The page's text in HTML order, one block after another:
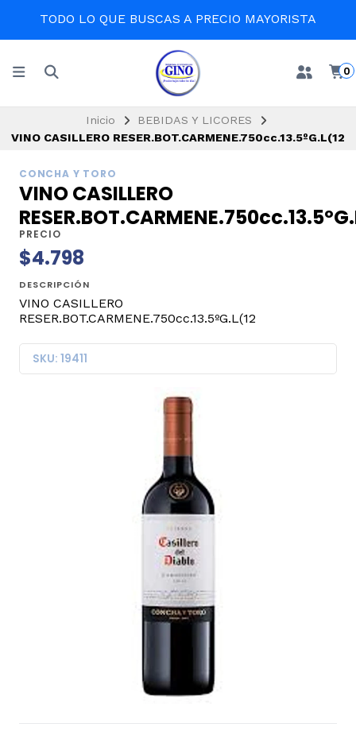
TODO LO QUE BUSCAS A PRECIO MAYORISTA
0
Inicio
BEBIDAS Y LICORES
VINO CASILLERO RESER.BOT.CARMENE.750cc.13.5ºG.L(12
CONCHA Y TORO
VINO CASILLERO
PRECIO
$4.798
DESCRIPCIÓN
VINO CASILLERO
RESER.BOT.CARMENE.750cc.13.5ºG.L(12
SKU: 19411